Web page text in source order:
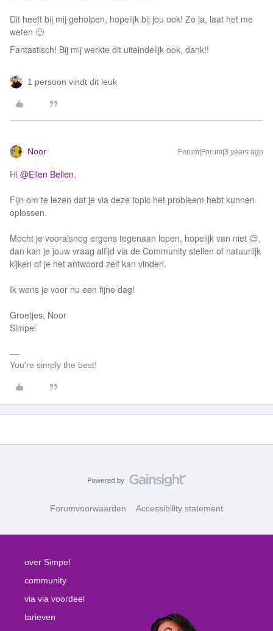
Dit heeft bij mij geholpen, hopelijk bij jou ook! Zo ja, laat het me
weten 🙂
Fantastisch! Bij mij werkte dit uiteindelijk ook, dank!!
1 persoon vindt dit leuk
Noor Forum|Forum|3 years ago
Hi @Ellen Bellen,
Fijn om te lezen dat je via deze topic het probleem hebt kunnen
oplossen.
Mocht je vooralsnog ergens tegenaan lopen, hopelijk van niet 😊,
dan kan je jouw vraag altijd via de Community stellen of natuurlijk
kijken of je het antwoord zelf kan vinden.
Ik wens je voor nu een fijne dag!
Groetjes, Noor
Simpel
You're simply the best!
Forumvoorwaarden Accessibility statement
over Simpel
community
via via voordeel
tarieven